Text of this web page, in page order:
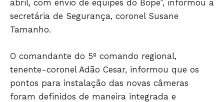
HOME
ESPORTES
ECONOMIA
abril, com envio de equipes do Bope”, informou a
secretária de Segurança, coronel Susane
Tamanho.
O comandante do 5º comando regional,
tenente-coronel Adão Cesar, informou que os
pontos para instalação das novas câmeras
foram definidos de maneira integrada e